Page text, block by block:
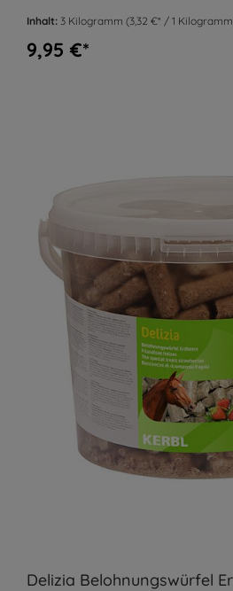
Inhalt: 3 Kilogramm (3,32 €* / 1
9,95 €*
Delizia Belohnungswürfel